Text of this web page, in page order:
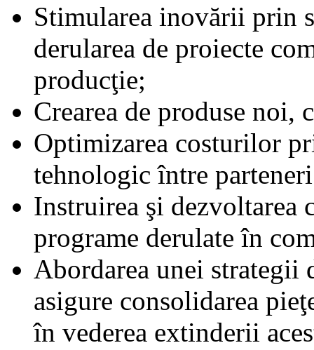
Stimularea inovării prin
derularea de proiecte
producţie;
Crearea de produse noi,
Optimizarea costurilor
tehnologic între
Instruirea şi dezvoltarea
programe derulate în
Abordarea unei strategii
asigure consolidarea
în vederea extinderii